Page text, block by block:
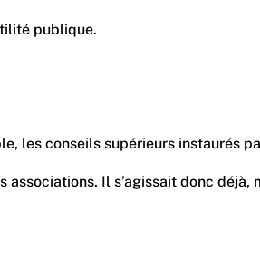
publique.
les conseils supérieurs instaurés
Il s’agissait donc